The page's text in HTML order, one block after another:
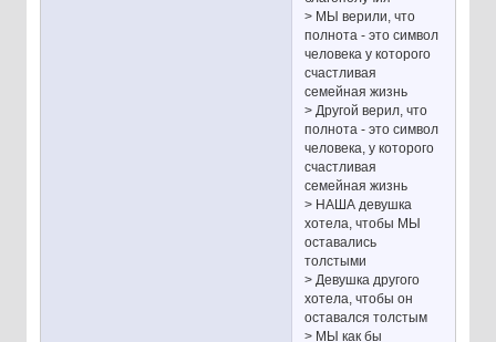
> МЫ верили, что
полнота - это символ
человека у которого
счастливая
семейная жизнь
> Другой верил, что
полнота - это символ
человека, у которого
счастливая
семейная жизнь
> НАША девушка
хотела, чтобы МЫ
оставались
толстыми
> Девушка другого
хотела, чтобы он
оставался толстым
> МЫ как бы